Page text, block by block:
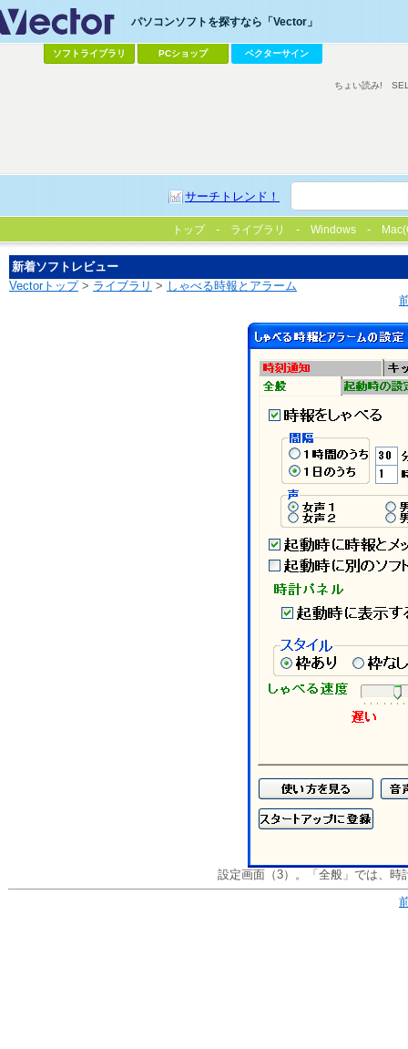
パソコンソフトを探すなら「Vector」
ソフトライブラリ PCショップ ベクターサイン
サーチトレンド！
ちょい読み!
トップ ライブラリ Windows
新着ソフトレビュー
Vectorトップ> ライブラリ > しゃべる時報とアラーム
設定画面（3）。「全般」では、